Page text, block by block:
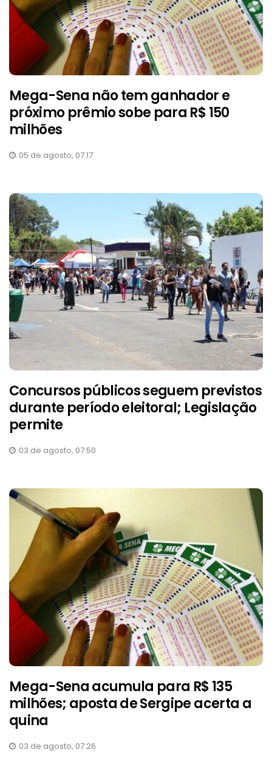
Mega-Sena não tem ganhador e
próximo prêmio sobe para R$ 150
milhões
05 de agosto, 07:17
Concursos públicos seguem previstos
durante período eleitoral; Legislação
permite
03 de agosto, 07:50
Mega-Sena acumula para R$ 135
milhões; aposta de Sergipe acerta a
quina
03 de agosto, 07:26